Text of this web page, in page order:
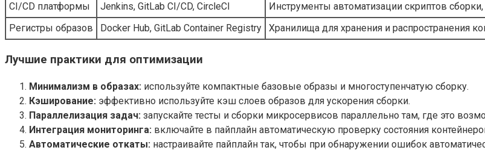
CI/CD платформы
Jenkins, GitLab CI/CD, CircleCI
Инструменты автоматизации скриптов
Регистры образов
Docker Hub, GitLab Container Registry Хранилища для хранения и распространения
Лучшие практики для оптимизации
Минимализм в образах: используйте компактные базовые образы и многоступенчатую сборку.
Кэширование: эффективно используйте кэш слоев образов для ускорения сборки.
Параллелизация задач: запускайте тесты и сборки микросервисов параллельно там, где это
Интеграция мониторинга: включайте в пайплайн автоматическую проверку состояния
Автоматические откаты: настраивайте пайплайн так, чтобы при обнаружении ошибок